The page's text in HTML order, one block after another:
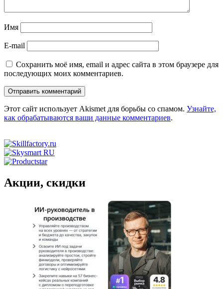
Имя
E-mail
Сохранить моё имя, email и адрес сайта в этом браузере для
последующих моих комментариев.
Этот сайт использует Akismet для борьбы со спамом. Узнайте,
как обрабатываются ваши данные комментариев.
Акции, скидки